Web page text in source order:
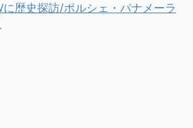
歴史探訪/ポルシェ・パナメーラ